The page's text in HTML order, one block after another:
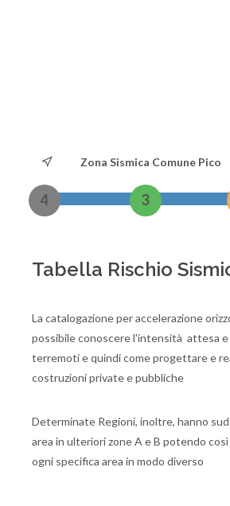
Zona Sismica Comune Pico
4 3
Tabella Rischio
La catalogazione per accelerazione
possibile conoscere l'intensità attesa e
terremoti e quindi come progettare e
costruzioni private e pubbliche
Determinate Regioni, inoltre, hanno
area in ulteriori zone A e B potendo
ogni specifica area in modo diverso